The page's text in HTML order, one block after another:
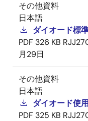
その他資料
日本語
ダイオード標
PDF 326 KB
月29日
その他資料
日本語
ダイオード使
PDF 325 KB